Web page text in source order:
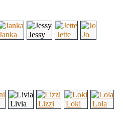
Jessy Jette Jo
Livia Lizzi Loki Lola